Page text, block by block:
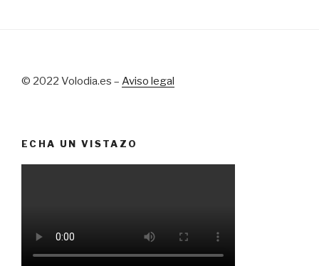
© 2022 Volodia.es – Aviso legal
ECHA UN VISTAZO